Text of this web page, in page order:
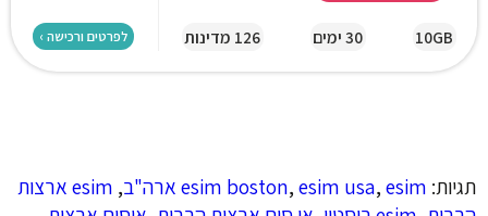
10GB 30 ימים 126 מדינות לפרטים ורכישה ›
תגיות: esim boston,esim usa,esim ארה"ב ,
esim ארצות